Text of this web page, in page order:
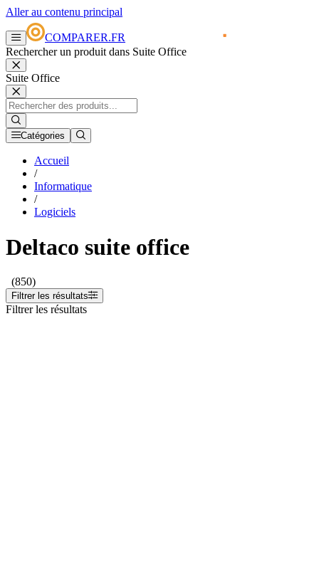
Aller au contenu principal
COMPARER.FR
Rechercher un produit dans Suite Office
Suite Office
Catégories
Accueil
/
Informatique
/
Logiciels
Deltaco suite office
(850)
Filtrer les résultats
Filtrer les résultats